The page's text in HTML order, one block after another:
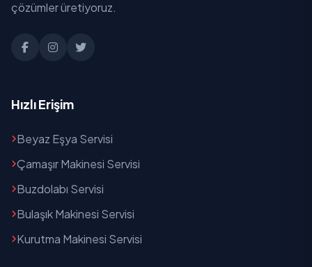
Sart
Şehitler
Seyrantepe
çözümler üretiyoruz.
Hızlı Erişim
Beyaz Eşya Servisi
Çamaşır Makinesi Servisi
Buzdolabı Servisi
Bulaşık Makinesi Servisi
Kurutma Makinesi Servisi